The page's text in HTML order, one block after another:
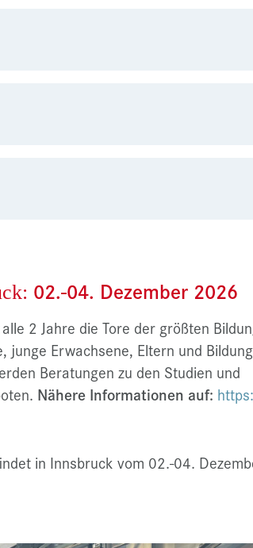
02.-04. Dezember 2026
2 Jahre die Tore der größten
junge Erwachsene, Eltern und
Beratungen zu den Studien und
Nähere Informationen auf:
in Innsbruck vom 02.-04.